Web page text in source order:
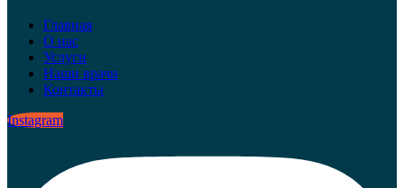
Главная
О нас
Услуги
Наши врачи
Контакты
Instagram